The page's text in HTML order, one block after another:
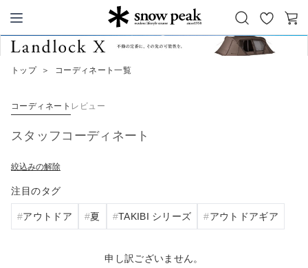
Snow Peak
お
気
カ
トップ ＞ コーディネート一覧
コーディネート レビュー
スタッフコーディネート
絞込みの解除
注目のタグ
アウトドア 夏 TAKIBI シリーズ アウトドアギア
申し訳ございません。